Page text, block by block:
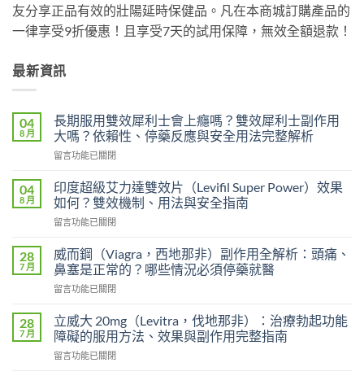
友分享正品有效的壯陽延時保健品。凡在本商城訂購產品的
一律享受9折優惠！且享受7天的試用保障，無效全額退款！
最新資訊
04
8 月
長期服用雙效犀利士會上癮嗎？雙效犀利士副作用
大嗎？依賴性、停藥反應與安全用法完整解析
在
期
服
用
雙
犀
利
士
會
癮
嗎？
效
留言功能已關閉
04
8 月
印度超級艾力達雙效片（Levifil Super Power）效果
如何？雙效機制、用法與安全指南
在
度
超
級
艾
達
雙
效
片
留言功能已關閉
28
7 月
威而鋼（Viagra，西地那非）副作用全解析：頭痛、
鼻塞是正常的？哪些情況必須停藥就醫
在
而
鋼
（Viagra，
西
留言功能已關閉
28
7 月
立威大 20mg（Levitra，伐地那非）：治療勃起功能
障礙的服用方法、效果與副作用完整指南
在
留言功能已關閉